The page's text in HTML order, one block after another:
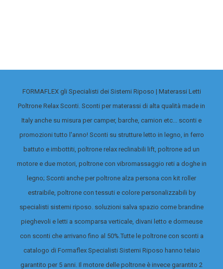
meccanismo.
Disponibile in varie
misure e
tessuti.Prodotto
esclusivamente su
richiesta,
contattateci per
maggiori
di consegna 3
settimane
lavorative.
FORMAFLEX gli Specialisti dei Sistemi Riposo | Materassi Letti
Poltrone Relax Sconti. Sconti per materassi di alta qualità made in
Italy anche su misura per camper, barche, camion etc... sconti e
promozioni tutto l'anno! Sconti su strutture letto in legno, in ferro
battuto e imbottiti, poltrone relax reclinabili lift, poltrone ad un
motore e due motori, poltrone con vibromassaggio reti a doghe in
legno; Sconti anche per poltrone alza persona con kit roller
estraibile, poltrone con tessuti e colore personalizzabili by
specialisti sistemi riposo. soluzioni salva spazio come brandine
pieghevoli e letti a scomparsa verticale, divani letto e dormeuse
con sconti che arrivano fino al 50%. Tutte le poltrone con sconti a
catalogo di Formaflex Specialisti Sistemi Riposo hanno telaio
garantito per 5 anni. Il motore delle poltrone è invece garantito 2